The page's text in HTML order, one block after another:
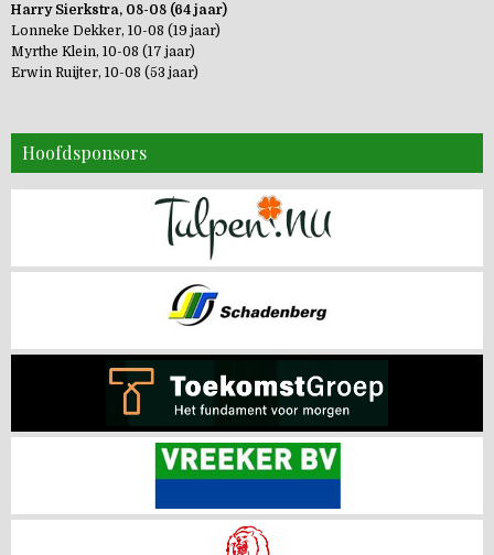
Harry Sierkstra, 08-08 (64 jaar)
Lonneke Dekker, 10-08 (19 jaar)
Myrthe Klein, 10-08 (17 jaar)
Erwin Ruijter, 10-08 (53 jaar)
Hoofdsponsors